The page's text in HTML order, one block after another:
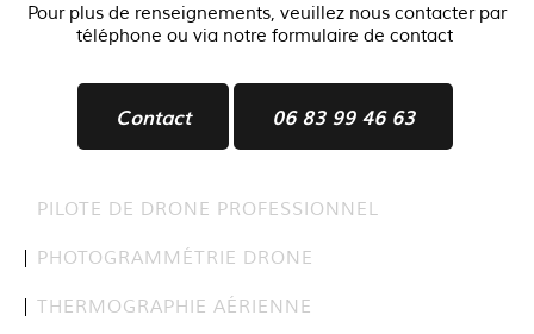
Pour plus de renseignements, veuillez nous contacter par
téléphone ou via notre formulaire de contact
Contact 06 83 99 46 63
PILOTE DE DRONE PROFESSIONNEL
PHOTOGRAMMÉTRIE DRONE
THERMOGRAPHIE AÉRIENNE